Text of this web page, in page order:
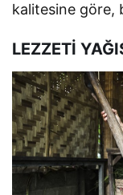
kalitesine göre,
LEZZETİ